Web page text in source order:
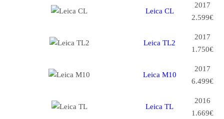
Leica CL
2017
2.599€
Leica TL2
2017
1.750€
Leica M10
2017
6.499€
Leica TL
2016
1.669€